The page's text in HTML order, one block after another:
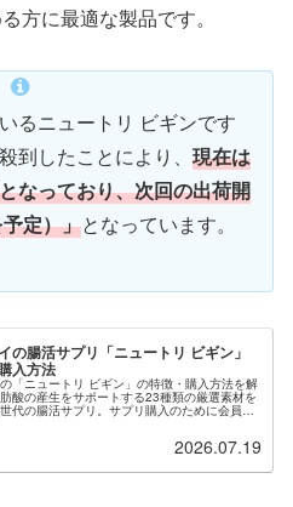
方に最適な製品です。
るニュートリ ビギンです
到したことにより、 現在は
なっており、次回の出荷開
定）」となっています。
の腸活サプリ「ニュートリ ビギン」
入方法
「ニュートリ ビギン」の特徴・購入方法を解
酸の産生をサポートする23種類の厳選素材を
代の腸活サプリ。サプリ購入のために会員登
2026.07.19